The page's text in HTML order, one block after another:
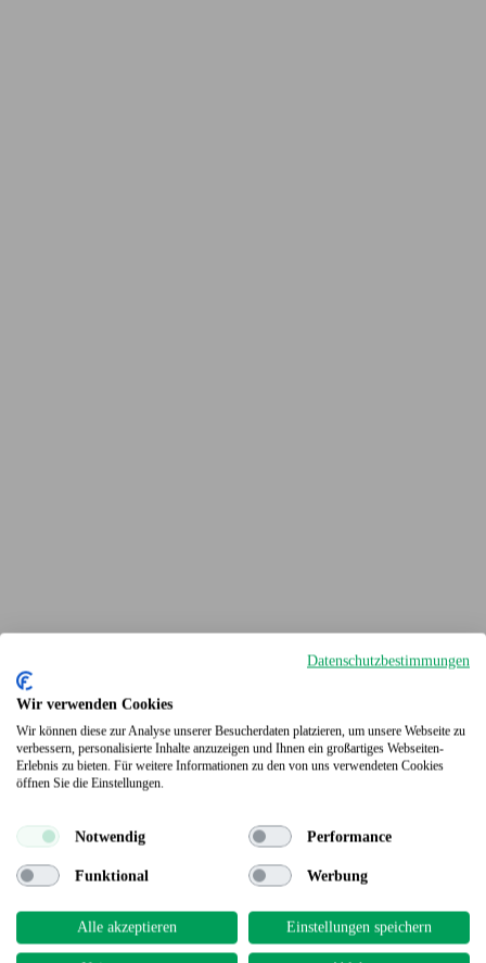
Terrassendielen
Datenschutzbestimmungen
Wir verwenden Cookies
Wir können diese zur Analyse unserer Besucherdaten platzieren, um unsere Webseite zu
verbessern, personalisierte Inhalte anzuzeigen und Ihnen ein großartiges Webseiten-
Erlebnis zu bieten. Für weitere Informationen zu den von uns verwendeten Cookies
öffnen Sie die Einstellungen.
Notwendig Performance
Funktional Werbung
Alle akzeptieren Einstellungen speichern